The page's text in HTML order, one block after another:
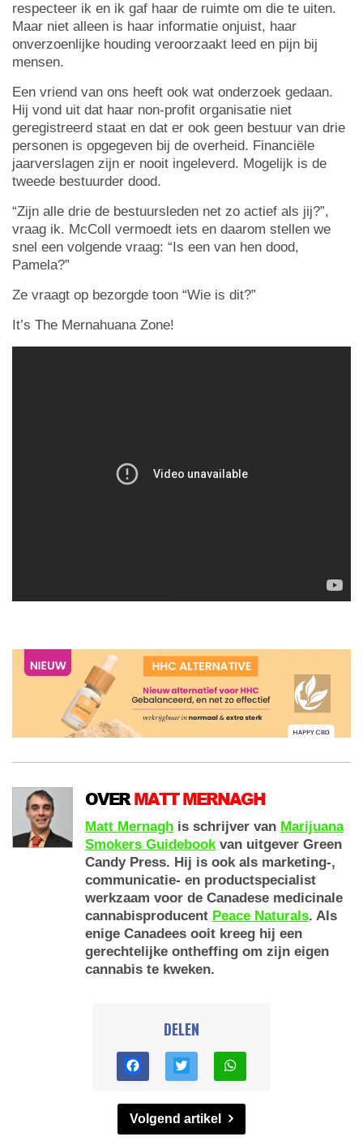
respecteer ik en ik gaf haar de ruimte om die te uiten.
Maar niet alleen is haar informatie onjuist, haar
onverzoenlijke houding veroorzaakt leed en pijn bij
mensen.
Een vriend van ons heeft ook wat onderzoek gedaan.
Hij vond uit dat haar non-profit organisatie niet
geregistreerd staat en dat er ook geen bestuur van drie
personen is opgegeven bij de overheid. Financiële
jaarverslagen zijn er nooit ingeleverd. Mogelijk is de
tweede bestuurder dood.
“Zijn alle drie de bestuursleden net zo actief als jij?”,
vraag ik. McColl vermoedt iets en daarom stellen we
snel een volgende vraag: “Is een van hen dood,
Pamela?”
Ze vraagt op bezorgde toon “Wie is dit?”
It’s The Mernahuana Zone!
OVERMATT MERNAGH
Matt Mernagh is schrijver van Marijuana
Smokers Guidebookvan uitgever Green
Candy Press. Hij is ook als marketing-,
communicatie- en productspecialist
werkzaam voor de Canadese medicinale
cannabisproducent Peace Naturals. Als
enige Canadees ooit kreeg hij een
gerechtelijke ontheffing om zijn eigen
cannabis te kweken.
DELEN
Volgend artikel